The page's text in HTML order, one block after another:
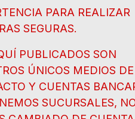
PARA REALIZAR
SEGURAS.
PUBLICADOS SON
ÚNICOS MEDIOS DE
Y CUENTAS
SUCURSALES,